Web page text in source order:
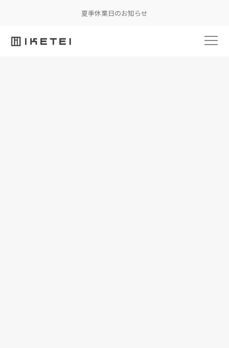
夏季休業日のお知らせ